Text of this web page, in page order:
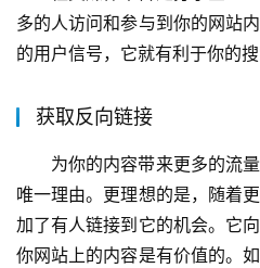
多的人访问和参与到你的网站
的用户信号，它就有利于你的搜
获取反向链接
为你的内容带来更多的流
唯一理由。更理想的是，随着
加了有人链接到它的机会。它
你网站上的内容是有价值的。